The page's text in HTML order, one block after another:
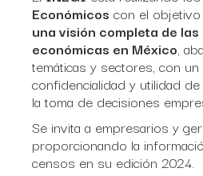
Económicos con el
una visión completa de
económicas en México,
temáticas y sectores, con
confidencialidad y utilidad
la toma de decisiones
Se invita a empresarios y
proporcionando la
censos en su edición 2024.